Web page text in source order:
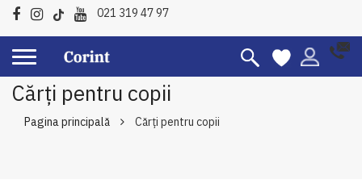
021 319 47 97
Cărți pentru copii
Pagina principală Cărți pentru copii